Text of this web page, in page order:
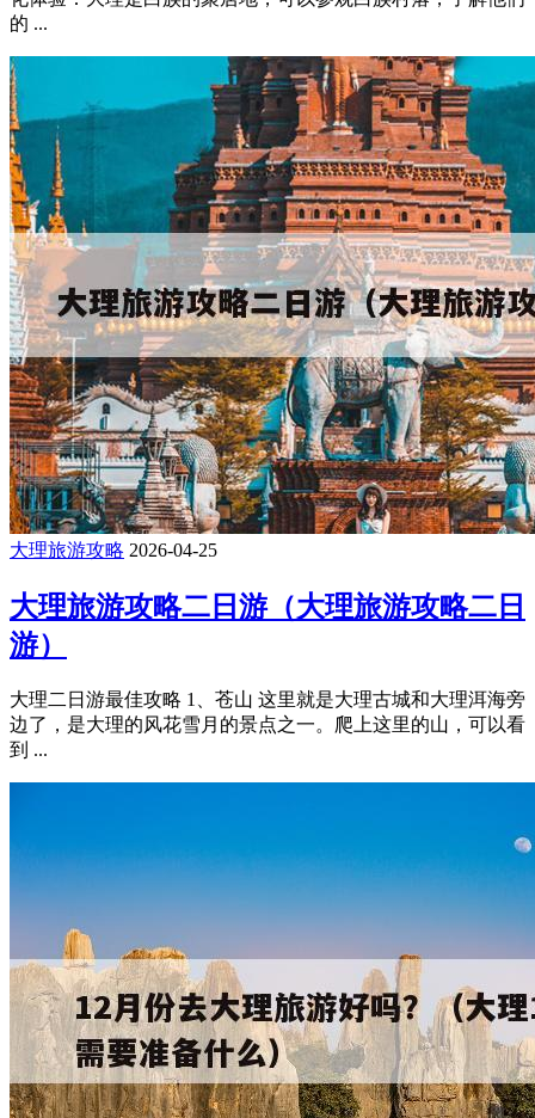
的 ...
大理旅游攻略 2026-04-25
大理旅游攻略二日游（大理旅游攻略二日
游）
大理二日游最佳攻略 1、苍山 这里就是大理古城和大理洱海旁
边了，是大理的风花雪月的景点之一。爬上这里的山，可以看
到 ...